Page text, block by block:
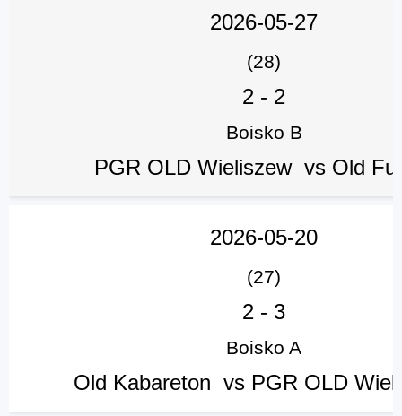
2026-05-27
(28)
2 - 2
Boisko B
PGR OLD Wieliszew vs Old
2026-05-20
(27)
2 - 3
Boisko A
Old Kabareton vs PGR OLD